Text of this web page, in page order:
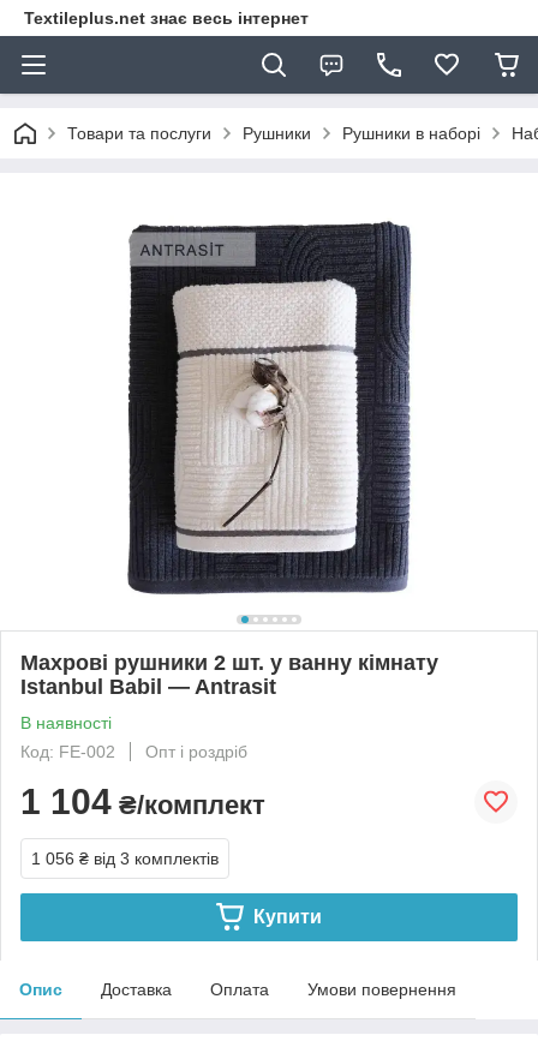
Textileplus.net знає весь інтернет
Товари та послуги Рушники Рушники в наборі
Махрові рушники 2 шт. у ванну кімнату
Istanbul Babil — Antrasit
В наявності
Код: FE-002
Опт і роздріб
1 104 ₴/комплект
1 056 ₴ від 3 комплектів
Купити
Опис Доставка Оплата Умови повернення